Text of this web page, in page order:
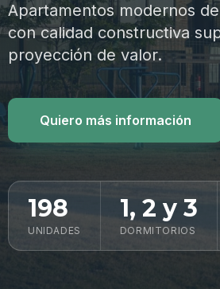
Apartamentos modernos
con calidad constructiva
proyección de valor.
Quiero más información
198
UNIDADES
1, 2 y 3
DORMITORIOS